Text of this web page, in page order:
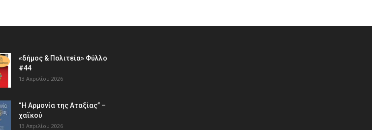
«δήμος & Πολιτεία» Φύλλο
#44
13 Απριλίου 2026
“Η Αρμονία της Αταξίας” –
χαϊκού
13 Απριλίου 2026